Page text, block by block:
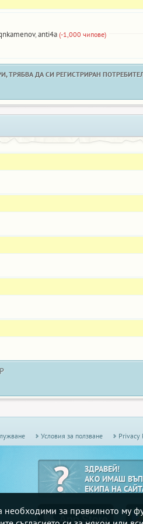
,anti4a (-1,000 чипове)
ДА СИ РЕГИСТРИРАН
необходими за правилното му
Условия за ползване Privacy
ЗДРАВЕЙ!
АКО ИМАШ
ЕКИПА НА